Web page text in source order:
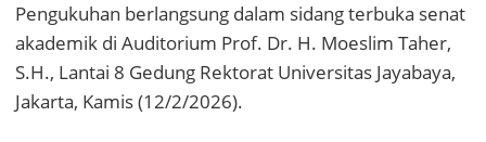
Pengukuhan berlangsung dalam sidang terbuka senat
akademik di Auditorium Prof. Dr. H. Moeslim Taher,
S.H., Lantai 8 Gedung Rektorat Universitas Jayabaya,
Jakarta, Kamis (12/2/2026).